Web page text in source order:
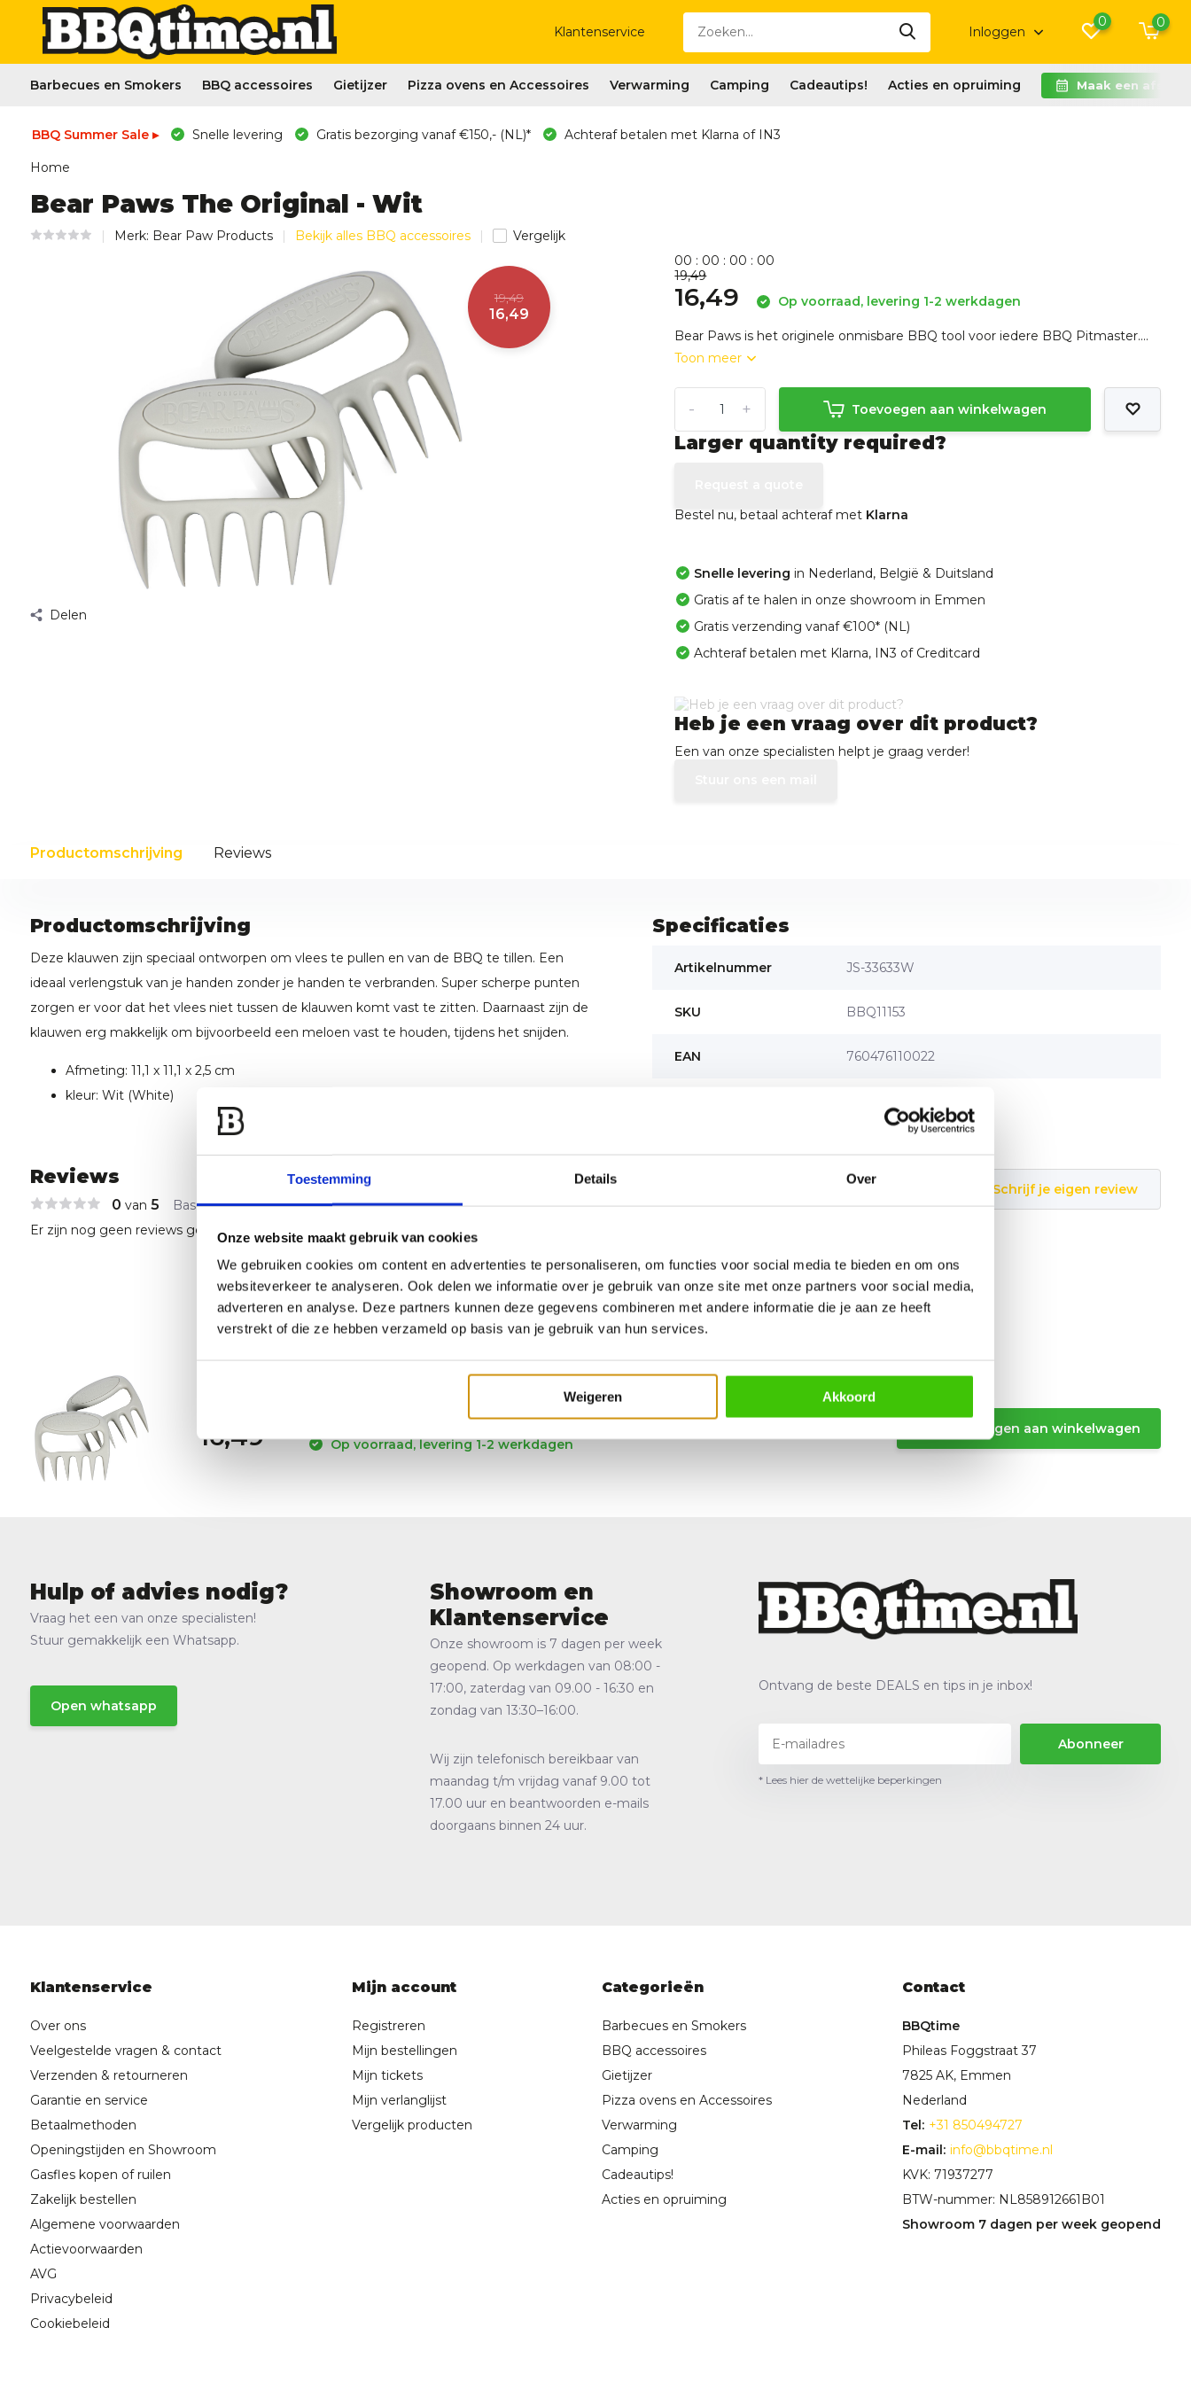
Toestemming Details Over
Onze website maakt gebruik van cookies
We gebruiken cookies om content en advertenties te personaliseren, om functies voor social media te bieden en om ons
websiteverkeer te analyseren. Ook delen we informatie over je gebruik van onze site met onze partners voor social media,
adverteren en analyse. Deze partners kunnen deze gegevens combineren met andere informatie die je aan ze heeft
verstrekt of die ze hebben verzameld op basis van je gebruik van hun services.
Weigeren Akkoord
Klantenservice Inloggen
0 0
Barbecues en Smokers BBQ accessoires Gietijzer Pizza ovens en Accessoires Verwarming Camping Cadeautips! Acties en opruiming Maak een
BBQ Summer Sale ▸ Snelle levering Gratis bezorging vanaf €150,- (NL)* Achteraf betalen met Klarna of IN3
Home
Bear Paws The Original - Wit
Merk: Bear Paw Products Bekijk alles BBQ accessoires Vergelijk
19,49
16,49
Delen
00 : 00 : 00 : 00
19,49
16,49 Op voorraad, levering 1-2 werkdagen
Bear Paws is het originele onmisbare BBQ tool voor iedere BBQ Pitmaster....
Toon meer
+
- Toevoegen aan winkelwagen
Larger quantity required?
Bestel nu, betaal achteraf met Klarna
Snelle levering in Nederland, België & Duitsland
Gratis af te halen in onze showroom in Emmen
Gratis verzending vanaf €100* (NL)
Achteraf betalen met Klarna, IN3 of Creditcard
Heb je een vraag over dit product?
Een van onze specialisten helpt je graag verder!
Productomschrijving Reviews
Productomschrijving
Deze klauwen zijn speciaal ontworpen om vlees te pullen en van de BBQ te tillen. Een
ideaal verlengstuk van je handen zonder je handen te verbranden. Super scherpe punten
zorgen er voor dat het vlees niet tussen de klauwen komt vast te zitten. Daarnaast zijn de
klauwen erg makkelijk om bijvoorbeeld een meloen vast te houden, tijdens het snijden.
Afmeting: 11,1 x 11,1 x 2,5 cm
kleur: Wit (White)
Specificaties
Artikelnummer JS-33633W
SKU BBQ11153
EAN 760476110022
Reviews
0 van 5 Based on 0 reviews
Schrijf je eigen review
Er zijn nog geen reviews geschreven over dit product..
16,49
Bear Paws The Original - Wit
Op voorraad, levering 1-2 werkdagen
Toevoegen aan winkelwagen
Hulp of advies nodig?
Vraag het een van onze specialisten!
Stuur gemakkelijk een Whatsapp.
Open whatsapp
Showroom en
Klantenservice
Onze showroom is 7 dagen per week
geopend. Op werkdagen van 08:00 -
17:00, zaterdag van 09.00 - 16:30 en
zondag van 13:30–16:00.
Wij zijn telefonisch bereikbaar van
maandag t/m vrijdag vanaf 9.00 tot
17.00 uur en beantwoorden e-mails
doorgaans binnen 24 uur.
Ontvang de beste DEALS en tips in je inbox!
Abonneer
* Lees hier de wettelijke beperkingen
Klantenservice
Over ons
Veelgestelde vragen & contact
Verzenden & retourneren
Garantie en service
Betaalmethoden
Openingstijden en Showroom
Gasfles kopen of ruilen
Zakelijk bestellen
Algemene voorwaarden
Actievoorwaarden
AVG
Privacybeleid
Cookiebeleid
Mijn account
Registreren
Mijn bestellingen
Mijn tickets
Mijn verlanglijst
Vergelijk producten
Categorieën
Barbecues en Smokers
BBQ accessoires
Gietijzer
Pizza ovens en Accessoires
Verwarming
Camping
Cadeautips!
Acties en opruiming
Contact
BBQtime
Phileas Foggstraat 37
7825 AK, Emmen
Nederland
Tel: +31 850494727
E-mail: info@bbqtime.nl
KVK: 71937277
BTW-nummer: NL858912661B01
Showroom 7 dagen per week geopend